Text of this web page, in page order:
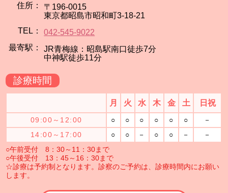
住所：
〒196-0015
東京都昭島市昭和町3-18-21
TEL：
042-545-9022
最寄駅：
JR青梅線：昭島駅南口徒歩7分
中神駅徒歩11分
診療時間
月 火 水 木 金 土 日祝
09:00～12:00 ○ ○ ○ ○ ○ ○
－
14:00～17:00
○ ○ － ○ ○ －
－
○午前受付 8：30～11：30まで
○午後受付 13：45～16：30まで
☆診療は予約制となります。診察のご予約は、診療時間内にお願い
します。